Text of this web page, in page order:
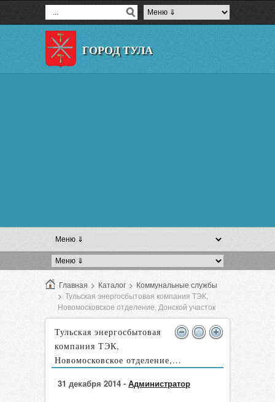
ГОРОД ТУЛА
Главная > Каталог > Коммунальные службы
> Тульская энергосбытовая компания ТЭК,
Новомосковское отделение, Донской участок
Тульская энергосбытовая
компания ТЭК,
Новомосковское отделение,...
31 декабря 2014 - Администратор